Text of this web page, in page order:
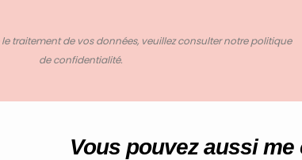
traitement de vos données, veuillez consulter notre politique
de confidentialité.
Vous pouvez aussi